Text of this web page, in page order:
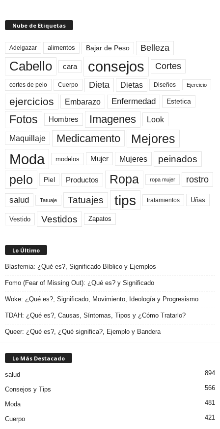
Nube de Etiquetas
Adelgazar alimentos Bajar de Peso Belleza
Cabello cara consejos Cortes
cortes de pelo Cuerpo Dieta Dietas Diseños Ejercicio
ejercicios Embarazo Enfermedad Estetica
Fotos Hombres Imagenes Look
Maquillaje Medicamento Mejores
Moda modelos Mujer Mujeres peinados
pelo Piel Productos Ropa ropa mujer rostro
salud Tatuaje Tatuajes tips tratamientos Uñas
Vestido Vestidos Zapatos
Lo Último
Blasfemia: ¿Qué es?, Significado Bíblico y Ejemplos
Fomo (Fear of Missing Out): ¿Qué es? y Significado
Woke: ¿Qué es?, Significado, Movimiento, Ideología y Progresismo
TDAH: ¿Qué es?, Causas, Síntomas, Tipos y ¿Cómo Tratarlo?
Queer: ¿Qué es?, ¿Qué significa?, Ejemplo y Bandera
Lo Más Destacado
salud 894
Consejos y Tips 566
Moda 481
Cuerpo
421